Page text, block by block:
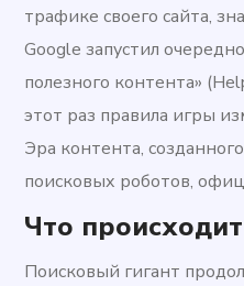
трафике своего сайта,
Google запустил
полезного контента»
этот раз правила игры
Эра контента,
поисковых роботов,
Что
Поисковый гигант